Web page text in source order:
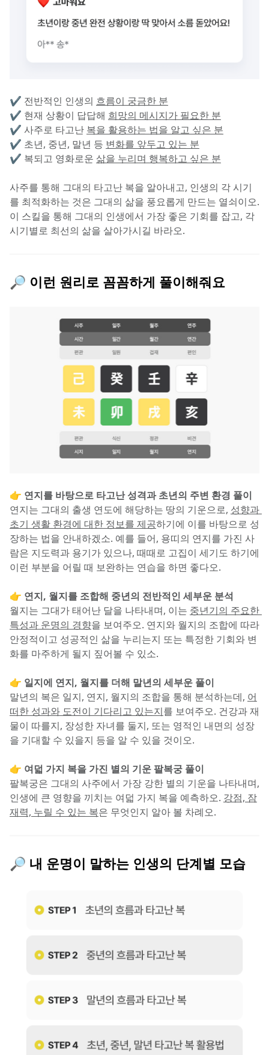
✔️ 전반적인 인생의 흐름이 궁금한 분
✔️ 현재 상황이 답답해 희망의 메시지가 필요한 분
✔️ 사주로 타고난 복을 활용하는 법을 알고 싶은 분
✔️ 초년, 중년, 말년 등 변화를 앞두고 있는 분
✔️ 복되고 영화로운 삶을 누리며 행복하고 싶은 분
사주를 통해 그대의 타고난 복을 알아내고, 인생의 각 시기
를 최적화하는 것은 그대의 삶을 풍요롭게 만드는 열쇠이오.
이 스킬을 통해 그대의 인생에서 가장 좋은 기회를 잡고, 각
시기별로 최선의 삶을 살아가시길 바라오.
🔎 이런 원리로 꼼꼼하게 풀이해줘요
👉 연지를 바탕으로 타고난 성격과 초년의 주변 환경 풀이
연지는 그대의 출생 연도에 해당하는 땅의 기운으로, 성향과
초기 생활 환경에 대한 정보를 제공하기에 이를 바탕으로 성
장하는 법을 안내하겠소. 예를 들어, 용띠의 연지를 가진 사
람은 지도력과 용기가 있으나, 때때로 고집이 세기도 하기에
이런 부분을 어릴 때 보완하는 연습을 하면 좋다오.
👉 연지, 월지를 조합해 중년의 전반적인 세부운 분석
월지는 그대가 태어난 달을 나타내며, 이는 중년기의 주요한
특성과 운명의 경향을 보여주오. 연지와 월지의 조합에 따라
안정적이고 성공적인 삶을 누리는지 또는 특정한 기회와 변
화를 마주하게 될지 짚어볼 수 있소.
👉 일지에 연지, 월지를 더해 말년의 세부운 풀이
말년의 복은 일지, 연지, 월지의 조합을 통해 분석하는데, 어
떠한 성과와 도전이 기다리고 있는지를 보여주오. 건강과 재
물이 따를지, 장성한 자녀를 둘지, 또는 영적인 내면의 성장
을 기대할 수 있을지 등을 알 수 있을 것이오.
👉 여덟 가지 복을 가진 별의 기운 팔복궁 풀이
팔복궁은 그대의 사주에서 가장 강한 별의 기운을 나타내며,
인생에 큰 영향을 끼치는 여덟 가지 복을 예측하오. 강점, 잠
재력, 누릴 수 있는 복은 무엇인지 알아 볼 차례오.
🔎 내 운명이 말하는 인생의 단계별 모습